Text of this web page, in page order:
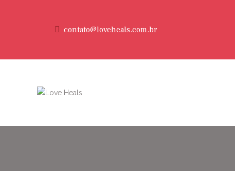
contato@loveheals.com.br